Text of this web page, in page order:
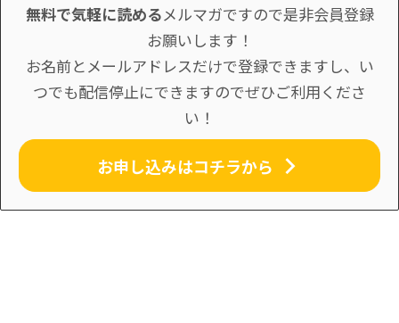
無料で気軽に読めるメルマガですので是非会員登録
お願いします！
お名前とメールアドレスだけで登録できますし、い
つでも配信停止にできますのでぜひご利用くださ
い！
お申し込みはコチラから